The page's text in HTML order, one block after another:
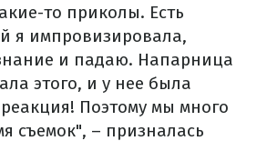
то приколы. Есть
я импровизировала,
и падаю. Напарница
этого, и у нее была
Поэтому мы много
съемок", – призналась